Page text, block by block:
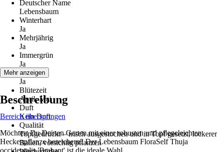
Deutscher Name
Lebensbaum
Winterhart
Ja
Mehrjährig
Ja
Immergrün
Ja
Blüte
Ja
Blütezeit
April, Mai
Duft
Kein Duft
Qualität
Topfgedrückt – frisch ausgestochen und in Topf gesetzt, lockerer
Ballen, vorsichtig pflanzen
Mehr anzeigen
Beschreibung
Bereich überspringen
Möchtest Du Deinen Garten mit einer robusten und pflegeleichten
Heckenpflanze bereichern? Der Lebensbaum FloraSelf Thuja
occidentalis 'Brabant' ist die ideale Wahl.